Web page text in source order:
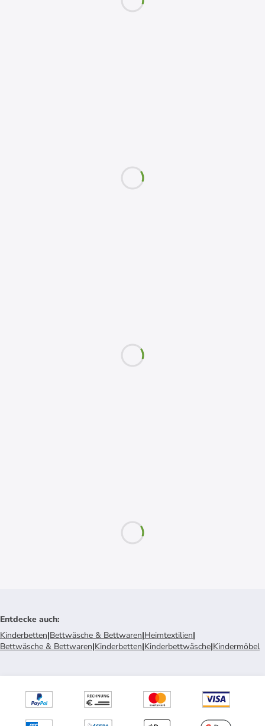
Entdecke auch:
Kinderbetten|Bettwäsche & Bettwaren|Heimtextilien|
Bettwäsche & Bettwaren|Kinderbetten|Kinderbettwäsche|Kindermöbel